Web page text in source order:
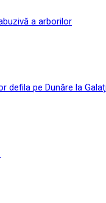
a arborilor
defila pe Dunăre la